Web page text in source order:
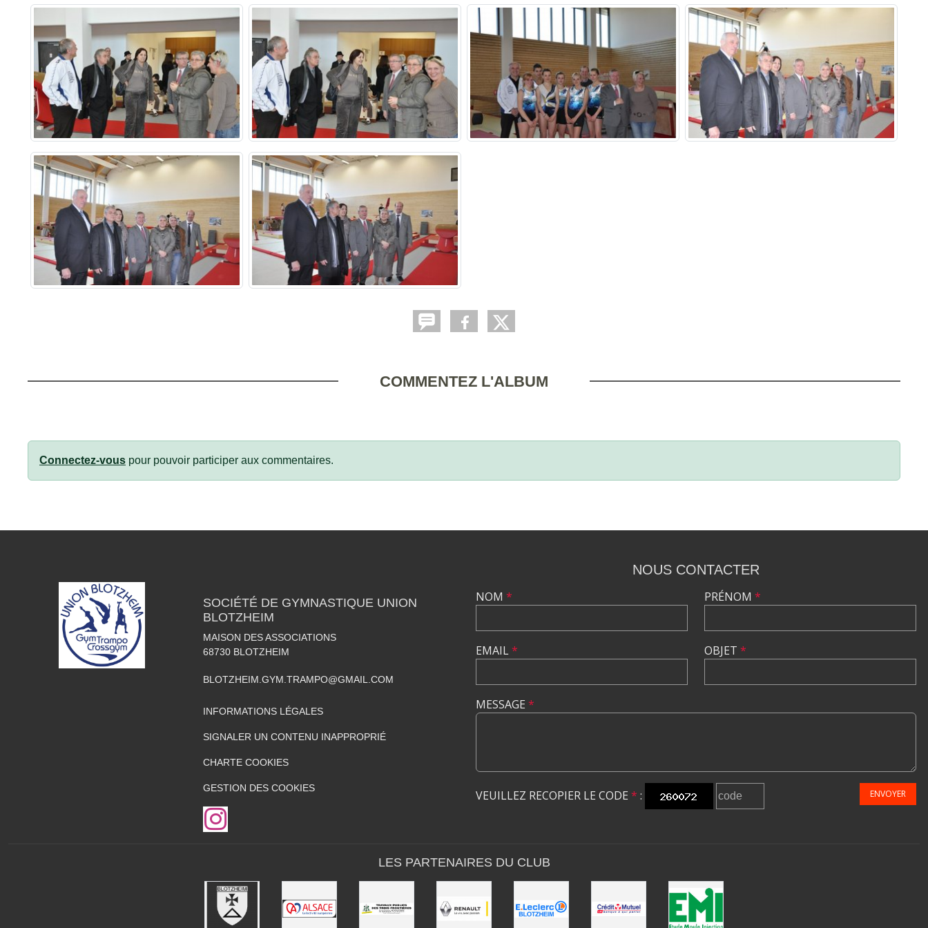
COMMENTEZ L'ALBUM
Connectez-vous pour pouvoir participer aux commentaires.
SOCIÉTÉ DE GYMNASTIQUE UNION
BLOTZHEIM
MAISON DES ASSOCIATIONS
68730 BLOTZHEIM
BLOTZHEIM.GYM.TRAMPO@GMAIL.COM
INFORMATIONS LÉGALES
SIGNALER UN CONTENU INAPPROPRIÉ
CHARTE COOKIES
GESTION DES COOKIES
NOUS CONTACTER
NOM *
EMAIL*
PRÉNOM *
OBJET *
MESSAGE *
VEUILLEZ RECOPIER LE CODE * : ENVOYER
LES PARTENAIRES DU CLUB